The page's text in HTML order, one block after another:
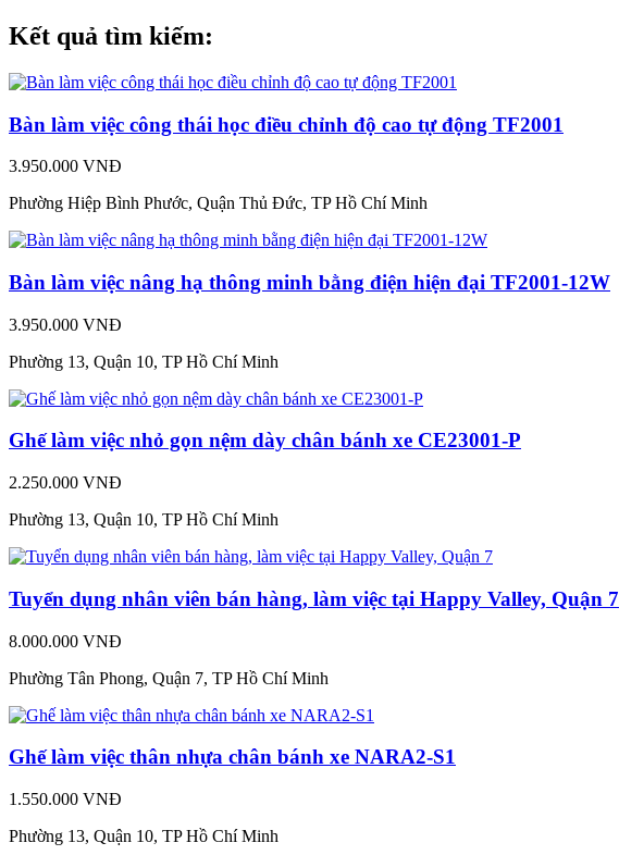
Kết quả tìm kiếm:
Bàn làm việc công thái học điều chỉnh độ cao tự động TF2001
3.950.000 VNĐ
Phường Hiệp Bình Phước, Quận Thủ Đức, TP Hồ Chí Minh
Bàn làm việc nâng hạ thông minh bằng điện hiện đại TF2001-12W
3.950.000 VNĐ
Phường 13, Quận 10, TP Hồ Chí Minh
Ghế làm việc nhỏ gọn nệm dày chân bánh xe CE23001-P
2.250.000 VNĐ
Phường 13, Quận 10, TP Hồ Chí Minh
Tuyển dụng nhân viên bán hàng, làm việc tại Happy Valley, Quận 7
8.000.000 VNĐ
Phường Tân Phong, Quận 7, TP Hồ Chí Minh
Ghế làm việc thân nhựa chân bánh xe NARA2-S1
1.550.000 VNĐ
Phường 13, Quận 10, TP Hồ Chí Minh